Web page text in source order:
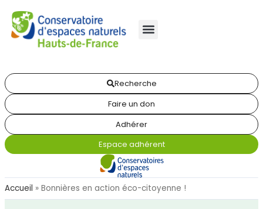
Recherche
Faire un don
Adhérer
Espace adhérent
Accueil » Bonnières en action éco-citoyenne !